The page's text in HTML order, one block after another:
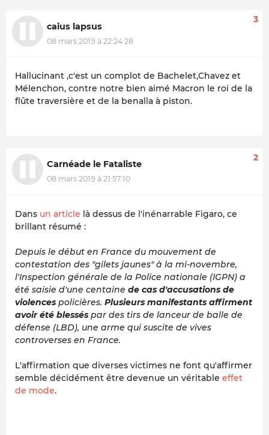
caius lapsus
08 mars 2019 à 22:24:28
3
Hallucinant ,c'est un complot de Bachelet,Chavez et
Mélenchon, contre notre bien aimé Macron le roi de la
flûte traversière et de la benalla à piston.
Carnéade le Fataliste
08 mars 2019 à 21:57:10
2
Dans un article là dessus de l'inénarrable Figaro, ce
brillant résumé :
Depuis le début en France du mouvement de
contestation des "gilets jaunes" à la mi-novembre,
l'Inspection générale de la Police nationale (IGPN) a
été saisie d'une centaine de cas d'accusations de
violences policières. Plusieurs manifestants affirment
avoir été blessés par des tirs de lanceur de balle de
défense (LBD), une arme qui suscite de vives
controverses en France.
L'affirmation que diverses victimes ne font qu'affirmer
semble décidément être devenue un véritable effet
de mode.